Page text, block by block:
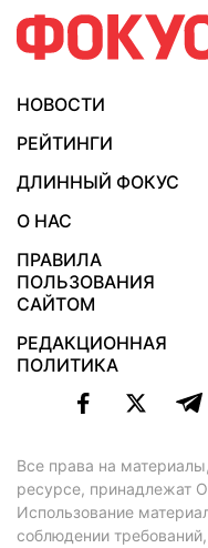
НОВОСТИ
РЕЙТИНГИ
ДЛИННЫЙ ФОКУС
О НАС
ПРАВИЛА
ПОЛЬЗОВАНИЯ
САЙТОМ
РЕДАКЦИОННАЯ
ПОЛИТИКА
Все права на
ресурсе,
Использование
соблюдении